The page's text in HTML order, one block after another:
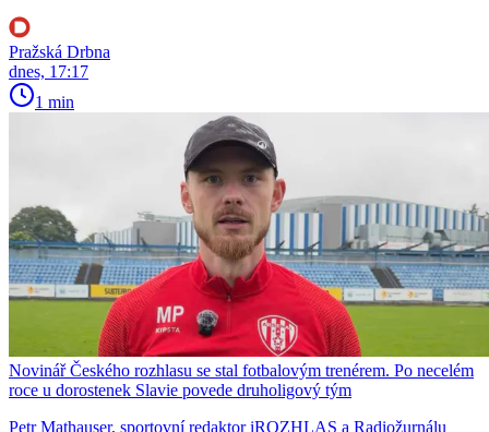
Pražská Drbna
dnes, 17:17
1 min
Novinář Českého rozhlasu se stal fotbalovým trenérem. Po necelém
roce u dorostenek Slavie povede druholigový tým
Petr Mathauser, sportovní redaktor iROZHLAS a Radiožurnálu